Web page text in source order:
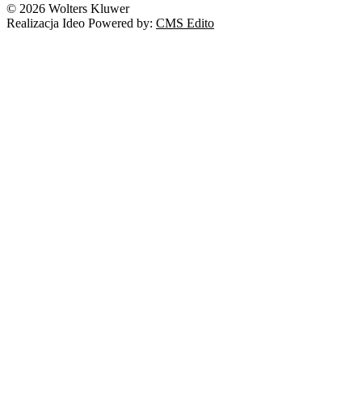
© 2026 Wolters Kluwer
Realizacja Ideo Powered by: CMS Edito